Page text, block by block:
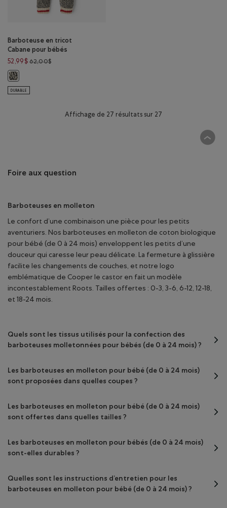
Barboteuse en tricot
Cabane pour bébés
52,99$ 62,00$Prix réduit de 62,00$ à 52,99$
Barboteuse en tricot Cabane pour bébés: GRIS MLNG D'AVOINE
DURABLE
Affichage de 27 résultats sur 27
Foire aux question
Barboteuses en molleton
Le confort d’une combinaison une pièce pour les petits
aventuriers. Nos barboteuses en molleton de coton biologique
pour bébé (de 0 à 24 mois) enveloppent les petits d’une
douceur qui caresse leur peau délicate. La fermeture à glissière
facilite les changements de couches, et notre logo
emblématique de Cooper le castor en fait un modèle
incontestablement Roots. Tailles offertes : 0-3, 3-6, 6-12, 12-18,
et 18-24 mois.
Quels sont les tissus utilisés pour la confection des
barboteuses molletonnées pour bébés (de 0 à 24 mois) ?
Les barboteuses en molleton pour bébé (de 0 à 24 mois)
sont proposées dans quelles coupes ?
Les barboteuses en molleton pour bébé (de 0 à 24 mois)
sont offertes dans quelles tailles ?
Les barboteuses en molleton pour bébés (de 0 à 24 mois)
sont-elles durables ?
Quelles sont les instructions d’entretien pour les
barboteuses en molleton pour bébé (de 0 à 24 mois) ?